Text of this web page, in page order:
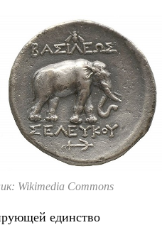
Wikimedia Commons
единство